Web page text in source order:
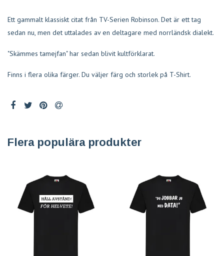
Ett gammalt klassiskt citat från TV-Serien Robinson. Det är ett tag
sedan nu, men det uttalades av en deltagare med norrländsk dialekt.
"Skämmes tamejfan" har sedan blivit kultförklarat.
Finns i flera olika färger. Du väljer färg och storlek på T-Shirt.
Flera populära produkter